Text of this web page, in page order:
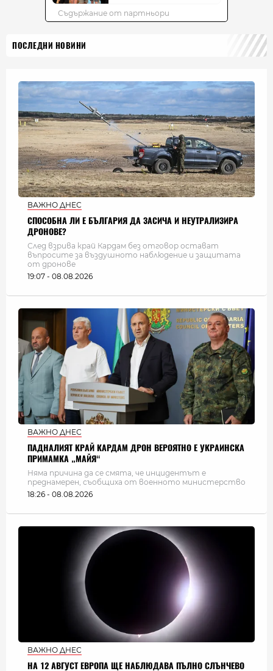
ПОСЛЕДНИ НОВИНИ
ВАЖНО ДНЕС
СПОСОБНА ЛИ Е БЪЛГАРИЯ ДА ЗАСИЧА И НЕУТРАЛИЗИРА
ДРОНОВЕ?
След взрива край Кардам без отговор остават
въпросите за въздушното наблюдение и защитата
от дронове
19:07 - 08.08.2026
ВАЖНО ДНЕС
ПАДНАЛИЯТ КРАЙ КАРДАМ ДРОН ВЕРОЯТНО Е УКРАИНСКА
ПРИМАМКА „МАЙЯ“
Няма причина да се смята, че инцидентът е
преднамерен, съобщиха от военното министерство
18:26 - 08.08.2026
ВАЖНО ДНЕС
НА 12 АВГУСТ ЕВРОПА ЩЕ НАБЛЮДАВА ПЪЛНО СЛЪНЧЕВО